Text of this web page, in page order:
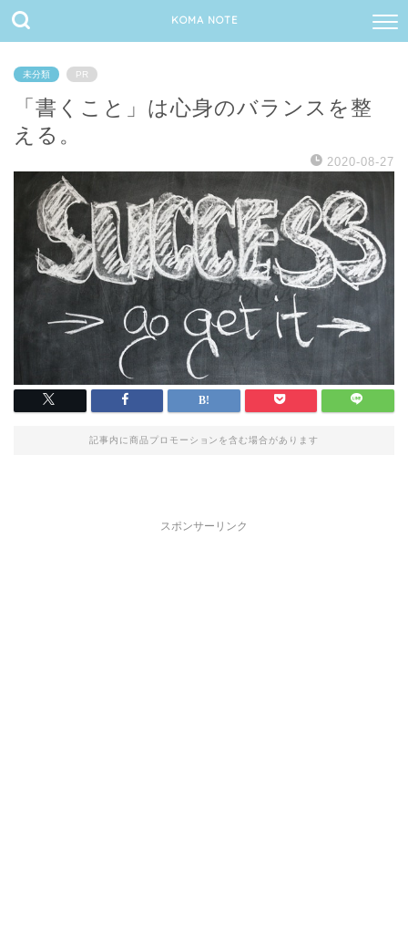
KOMA NOTE
未分類 PR
「書くこと」は心身のバランスを整
える。
2020-08-27
記事内に商品プロモーションを含む場合があります
スポンサーリンク